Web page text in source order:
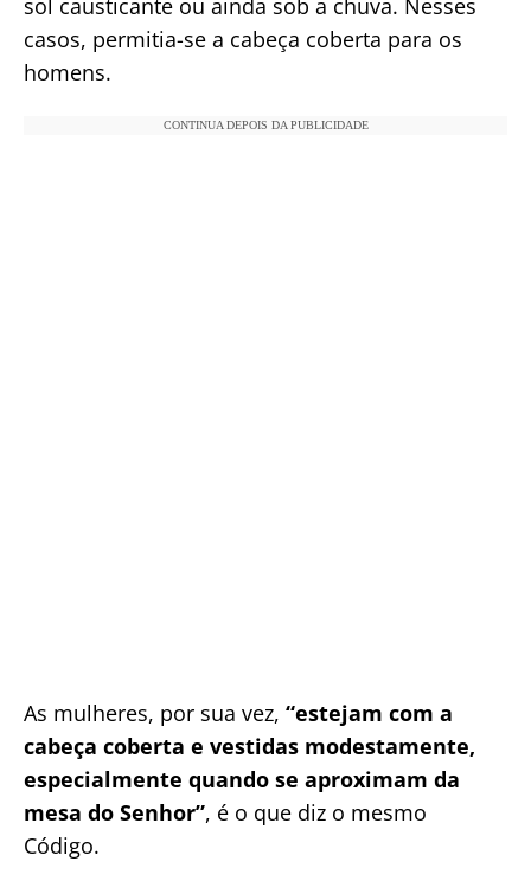
sol causticante ou ainda sob a chuva. Nesses
casos, permitia-se a cabeça coberta para os
homens.
CONTINUA DEPOIS DA PUBLICIDADE
As mulheres, por sua vez, “estejam com a
cabeça coberta e vestidas modestamente,
especialmente quando se aproximam da
mesa do Senhor”, é o que diz o mesmo
Código.